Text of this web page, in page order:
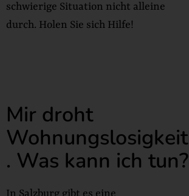
schwierige Situation nicht alleine
durch. Holen Sie sich Hilfe!
Mir droht
Wohnungslosigkeit
. Was kann ich tun?